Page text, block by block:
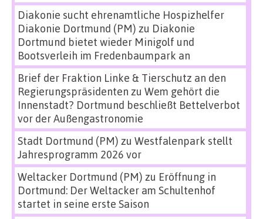
Diakonie sucht ehrenamtliche Hospizhelfer
Diakonie Dortmund (PM) zu Diakonie
Dortmund bietet wieder Minigolf und
Bootsverleih im Fredenbaumpark an
Brief der Fraktion Linke & Tierschutz an den
Regierungspräsidenten zu Wem gehört die
Innenstadt? Dortmund beschließt Bettelverbot
vor der Außengastronomie
Stadt Dortmund (PM) zu Westfalenpark stellt
Jahresprogramm 2026 vor
Weltacker Dortmund (PM) zu Eröffnung in
Dortmund: Der Weltacker am Schultenhof
startet in seine erste Saison